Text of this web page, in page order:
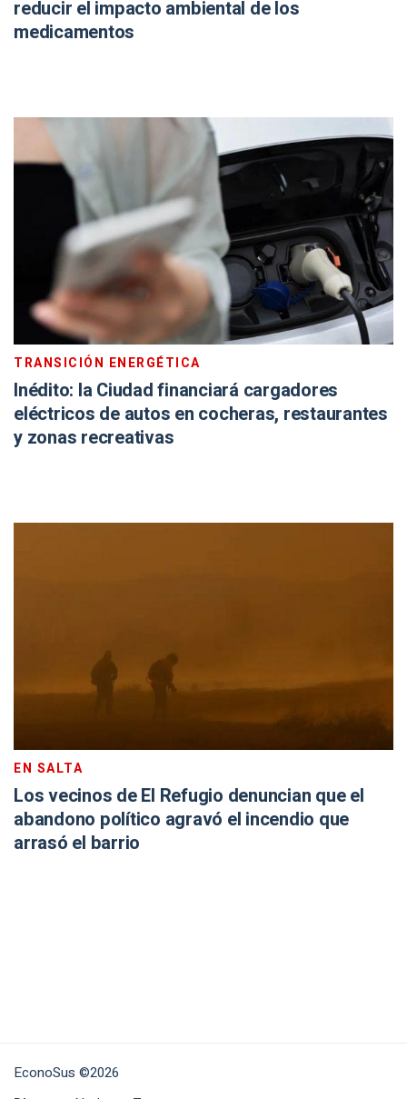
reducir el impacto ambiental de los
medicamentos
TRANSICIÓN ENERGÉTICA
Inédito: la Ciudad financiará cargadores
eléctricos de autos en cocheras, restaurantes
y zonas recreativas
EN SALTA
Los vecinos de El Refugio denuncian que el
abandono político agravó el incendio que
arrasó el barrio
EconoSus ©2026